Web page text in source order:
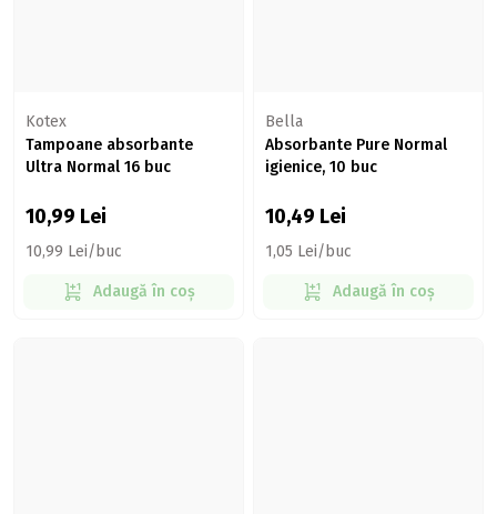
Kotex
Tampoane absorbante
Ultra Normal 16 buc
10,99 Lei
10,99 Lei/buc
Adaugă în coș
Bella
Absorbante Pure Normal
igienice, 10 buc
10,49 Lei
1,05 Lei/buc
Adaugă în coș